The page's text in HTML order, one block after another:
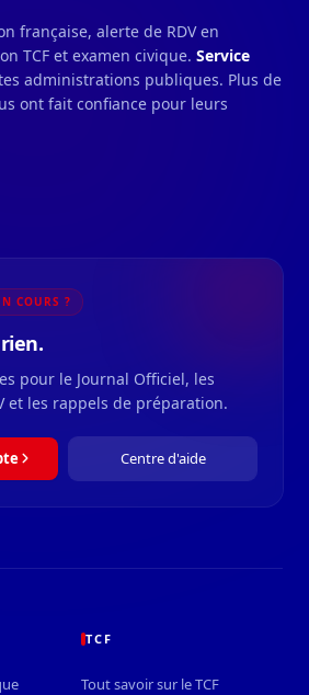
française, alerte de RDV en
TCF et examen civique. Service
administrations publiques. Plus de
ont fait confiance pour leurs
COURS ?
pour le Journal Officiel, les
et les rappels de préparation.
Centre d'aide
TCF
Tout savoir sur le TCF